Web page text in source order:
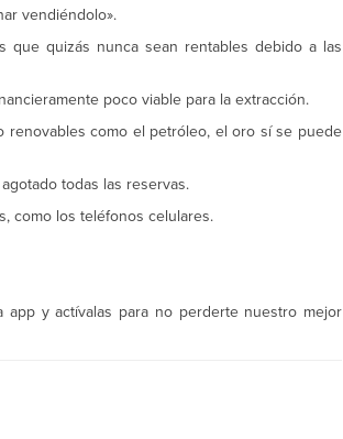
vendiéndolo».
quizás nunca sean rentables debido a las
poco viable para la extracción.
como el petróleo, el oro sí se puede
todas las reservas.
como los teléfonos celulares.
y actívalas para no perderte nuestro mejor